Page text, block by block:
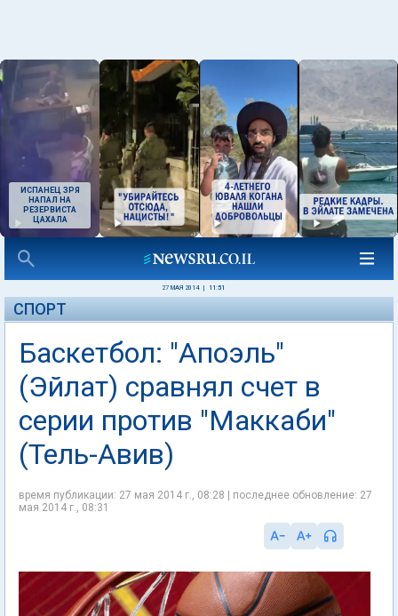
ИСПАНЕЦ ЗРЯ
НАПАЛ НА
РЕЗЕРВИСТА
ЦАХАЛА
27 МАЯ 2014 11:51
СПОРТ
Баскетбол: "Апоэль"
(Эйлат) сравнял счет в
серии против "Маккаби"
(Тель-Авив)
время публикации: 27 мая 2014 г., 08:28 | последнее обновление: 27
мая 2014 г., 08:31